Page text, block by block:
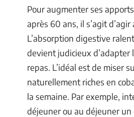
Pour augmenter ses
après 60 ans, il s’agit
L’absorption digestive
devient judicieux d’adapter
repas. L’idéal est de miser
naturellement riches en
la semaine. Par exemple,
déjeuner ou au déjeuner